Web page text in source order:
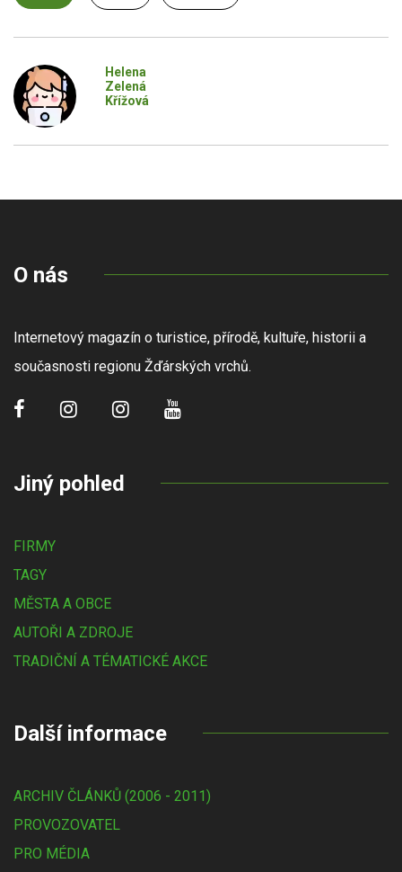
Helena
Zelená
Křížová
O nás
Internetový magazín o turistice, přírodě, kultuře, historii a
současnosti regionu Žďárských vrchů.
Jiný pohled
FIRMY
TAGY
MĚSTA A OBCE
AUTOŘI A ZDROJE
TRADIČNÍ A TÉMATICKÉ AKCE
Další informace
ARCHIV ČLÁNKŮ (2006 - 2011)
PROVOZOVATEL
PRO MÉDIA